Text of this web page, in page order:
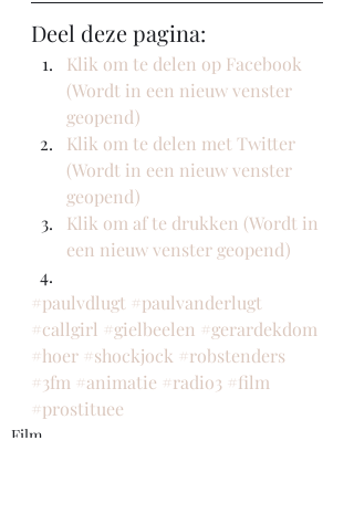
Deel deze pagina:
Klik om te delen op Facebook
(Wordt in een nieuw venster
geopend)
Klik om te delen met Twitter
(Wordt in een nieuw venster
geopend)
Klik om af te drukken (Wordt in
een nieuw venster geopend)
#paulvdlugt #paulvanderlugt
#callgirl #gielbeelen #gerardekdom
#hoer #shockjock #robstenders
#3fm #animatie #radio3 #film
#prostituee
Film